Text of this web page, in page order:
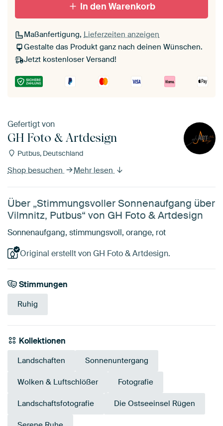
In den Warenkorb
Maßanfertigung, Lieferzeiten anzeigen
Gestalte das Produkt ganz nach deinen Wünschen.
Jetzt kostenloser Versand!
Gefertigt von
GH Foto & Artdesign
Putbus, Deutschland
Shop besuchen Mehr lesen
Über „Stimmungsvoller Sonnenaufgang über
Vilmnitz, Putbus“ von GH Foto & Artdesign
Sonnenaufgang, stimmungsvoll, orange, rot
Original erstellt von GH Foto & Artdesign.
Stimmungen
Ruhig
Kollektionen
Landschaften Sonnenuntergang
Wolken & Luftschlößer Fotografie
Landschaftsfotografie Die Ostseeinsel Rügen